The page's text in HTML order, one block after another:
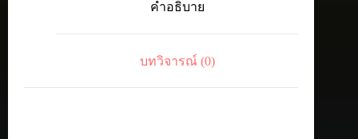
คำอธิบาย
บทวิจารณ์ (0)